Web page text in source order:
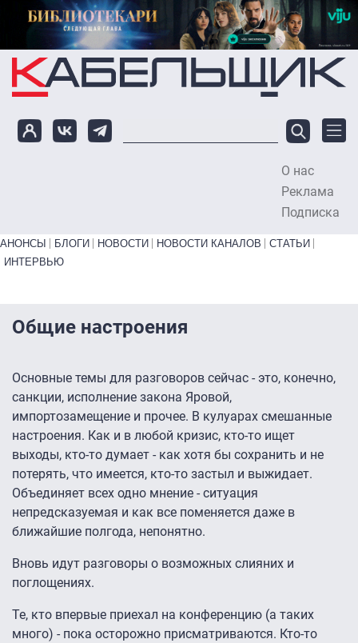
Перейти к основному содержанию
О нас
Реклама
Подписка
Primary links bottom
АНОНСЫ БЛОГИ НОВОСТИ НОВОСТИ КАНАЛОВ
СТАТЬИ
ИНТЕРВЬЮ
Общие настроения
Основные темы для разговоров сейчас - это, конечно,
санкции, исполнение закона Яровой,
импортозамещение и прочее. В кулуарах смешанные
настроения. Как и в любой кризис, кто-то ищет
выходы, кто-то думает - как хотя бы сохранить и не
потерять, что имеется, кто-то застыл и выжидает.
Объединяет всех одно мнение - ситуация
непредсказуемая и как все поменяется даже в
ближайшие полгода, непонятно.
Вновь идут разговоры о возможных слияних и
поглощениях.
Те, кто впервые приехал на конференцию (а таких
много) - пока осторожно присматриваются. Кто-то